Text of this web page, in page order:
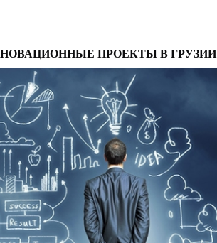
ПРОЕКТЫ В ГРУЗИИ